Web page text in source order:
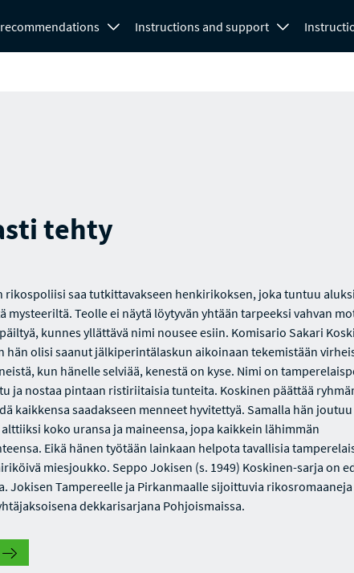
Instructions and support
tehty
rikospoliisi saa tutkittavakseen henkirikoksen, joka tuntuu aluksi
mysteeriltä. Teolle ei näytä löytyvän yhtään tarpeeksi vahvan
kunnes yllättävä nimi nousee esiin. Komisario Sakari
hän olisi saanut jälkiperintälaskun aikoinaan tekemistään
kun hänelle selviää, kenestä on kyse. Nimi on
ja nostaa pintaan ristiriitaisia tunteita. Koskinen päättää
kaikkensa saadakseen menneet hyvitettyä. Samalla hän joutuu
koko uransa ja maineensa, jopa kaikkein lähimmän
Eikä hänen työtään lainkaan helpota tavallisia
miesjoukko. Seppo Jokisen (s. 1949) Koskinen-sarja on
Jokisen Tampereelle ja Pirkanmaalle sijoittuvia
dekkarisarjana Pohjoismaissa.